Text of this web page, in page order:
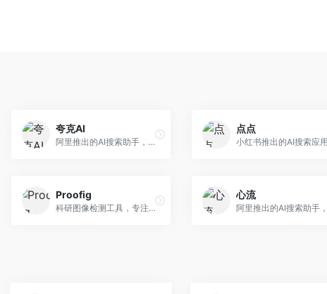
夸克AI
阿里推出的AI搜索助手，整合搜索与AI功能。面向年轻用户，提供智能搜索、文档处理、学习辅助等服务，与夸克生态深度整合。
点点
Proofig
科研图像检测工具，专注于学术图像完整性验证。面向科研人员，提供图像检测、重复分析、报告生成等服务，学术检测专业。
心流